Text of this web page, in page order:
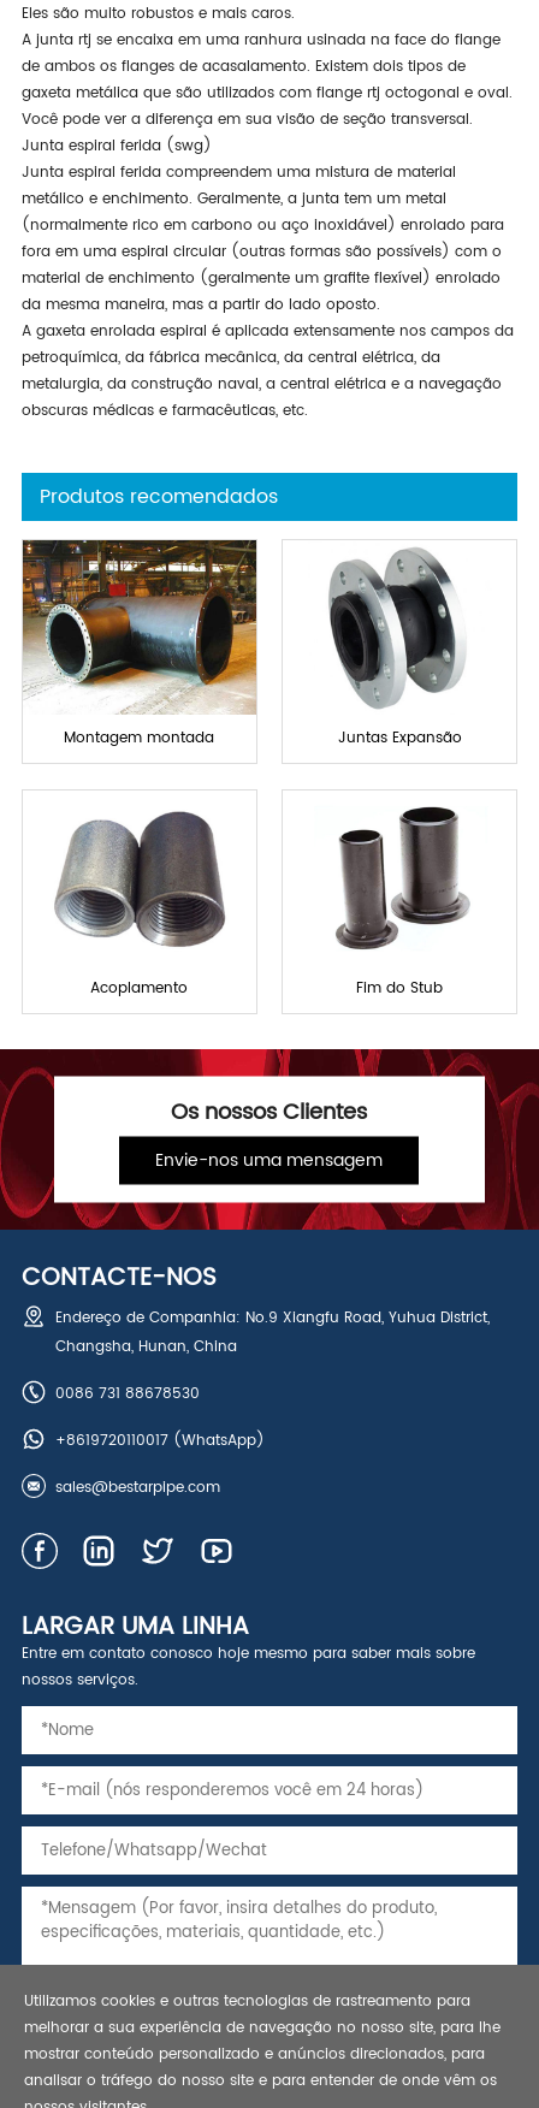
Eles são muito robustos e mais caros.
A junta rtj se encaixa em uma ranhura usinada na face do flange
de ambos os flanges de acasalamento. Existem dois tipos de
gaxeta metálica que são utilizados com flange rtj octogonal e oval.
Você pode ver a diferença em sua visão de seção transversal.
Junta espiral ferida (swg)
Junta espiral ferida compreendem uma mistura de material
metálico e enchimento. Geralmente, a junta tem um metal
(normalmente rico em carbono ou aço inoxidável) enrolado para
fora em uma espiral circular (outras formas são possíveis) com o
material de enchimento (geralmente um grafite flexível) enrolado
da mesma maneira, mas a partir do lado oposto.
A gaxeta enrolada espiral é aplicada extensamente nos campos da
petroquímica, da fábrica mecânica, da central elétrica, da
metalurgia, da construção naval, a central elétrica e a navegação
obscuras médicas e farmacêuticas, etc.
Produtos recomendados
Montagem montada Juntas Expansão
Acoplamento Fim do Stub
Os nossos Clientes
Envie-nos uma mensagem
CONTACTE-NOS
Endereço de Companhia: No.9 Xiangfu Road, Yuhua District,
Changsha, Hunan, China
0086 731 88678530
+8619720110017(WhatsApp)
sales@bestarpipe.com
LARGAR UMA LINHA
Entre em contato conosco hoje mesmo para saber mais sobre
nossos serviços.
Utilizamos cookies e outras tecnologias de rastreamento para
melhorar a sua experiência de navegação no nosso site, para lhe
mostrar conteúdo personalizado e anúncios direcionados, para
analisar o tráfego do nosso site e para entender de onde vêm os